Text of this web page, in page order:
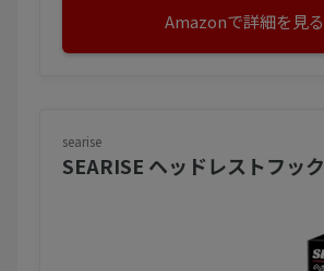
Amazonで詳細を見る
searise
SEARISE ヘッドレストフック